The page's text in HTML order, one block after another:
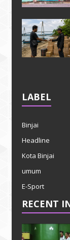
LABEL
Binjai
Headline
Kota Binjai
umum
E-Sport
RECENT